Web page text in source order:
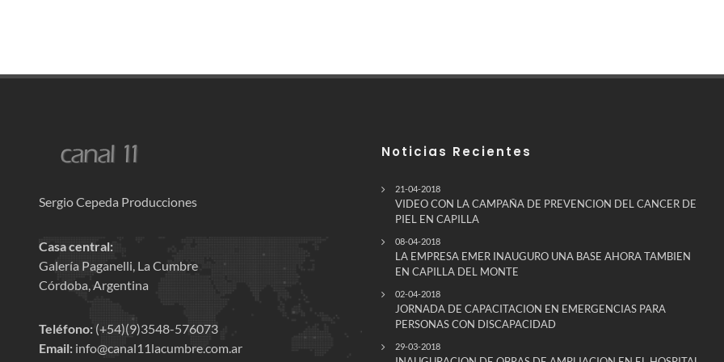
Sergio Cepeda Producciones
Casa central:
Galería Paganelli, La Cumbre
Córdoba, Argentina
Teléfono: (+54)(9)3548-576073
Email: info@canal11lacumbre.com.ar
Noticias Recientes
21-04-2018
VIDEO CON LA CAMPAÑA DE PREVENCION DEL CANCER DE
PIEL EN CAPILLA
08-04-2018
LA EMPRESA EMER INAUGURO UNA BASE AHORA TAMBIEN
EN CAPILLA DEL MONTE
02-04-2018
JORNADA DE CAPACITACION EN EMERGENCIAS PARA
PERSONAS CON DISCAPACIDAD
29-03-2018